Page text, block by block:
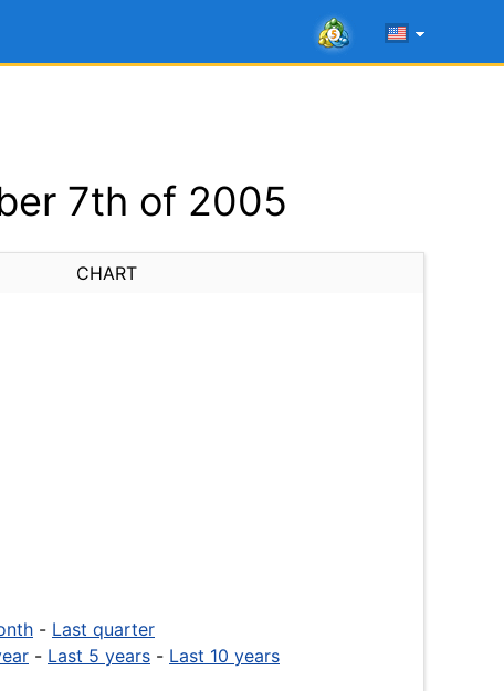
7th of 2005
CHART
- Last quarter
- Last 5 years - Last 10 years